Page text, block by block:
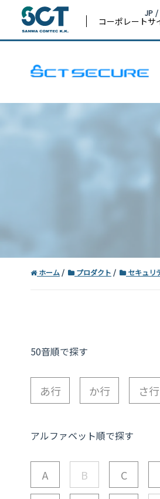
コーポレートサ
JP /
ホーム プロダクト セキュリ
50音順で探す
あ行 か行 さ行
アルファベット順で探す
A B C